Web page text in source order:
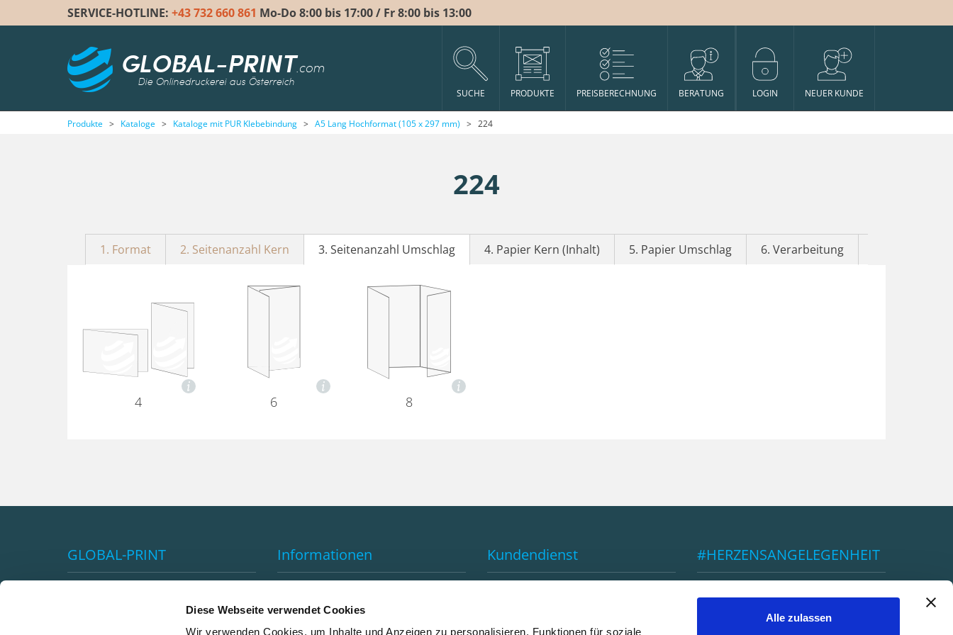
Diese Webseite verwendet Cookies
Wir verwenden Cookies, um Inhalte und Anzeigen zu personalisieren, Funktionen für soziale
Alle zulassen
SERVICE-HOTLINE: +43 732 660 861 Mo-Do 8:00 bis 17:00 / Fr 8:00 bis 13:00
GLOBAL-PRINT.com
Die Onlinedruckerei aus Österreich
SUCHE PRODUKTE PREISBERECHNUNG BERATUNG LOGIN NEUER KUNDE
Produkte > Kataloge > Kataloge mit PUR Klebebindung > A5 Lang Hochformat (105 x 297 mm) > 224
224
1. Format 2. Seitenanzahl Kern 3. Seitenanzahl Umschlag 4. Papier Kern (Inhalt) 5. Papier Umschlag 6. Verarbeitung
4 6 8
GLOBAL-PRINT Informationen
Versand
Klimaneutral drucken
Kundendienst #HERZENSANGELEGENHEIT